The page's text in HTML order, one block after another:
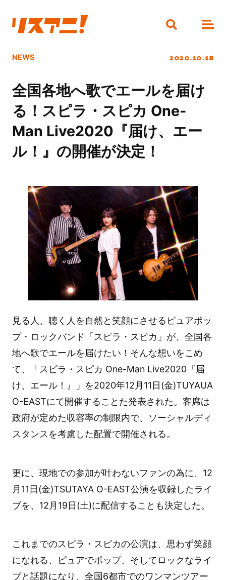
NEWS 2020.10.18
全国各地へ歌でエールを届け
る！スピラ・スピカ One-
Man Live2020『届け、エー
ル！』の開催が決定！
見る人、聴く人を自然と笑顔にさせるピュアポッ
プ・ロックバンド「スピラ・スピカ」が、全国各
地へ歌でエールを届けたい！そんな想いをこめ
て、「スピラ・スピカ One-Man Live2020『届
け、エール！』」を2020年12月11日(金)TUYAUA
O-EASTにて開催することた発表された。客席は
政府が定めた収容率の制限内で、ソーシャルディ
スタンスを考慮した配置で開催される。
更に、現地での参加が叶わないファンの為に、12
月11日(金)TSUTAYA O-EAST公演を収録したライ
ブを、12月19日(土)に配信することも決定した。
これまでのスピラ・スピカの公演は、思わず笑顔
になれる、ピュアでポップ、そしてロックなライ
ブと話題になり、全国6都市でのワンマンツアー